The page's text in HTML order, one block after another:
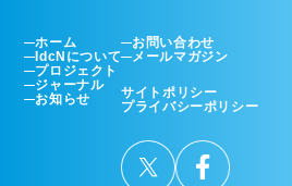
ホーム
IdcNについて
プロジェクト
ジャーナル
お知らせ
お問い合わせ
メールマガジン
サイトポリシー
プライバシーポリシー